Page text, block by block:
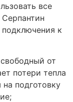
все
к
от
потери тепла
подготовку